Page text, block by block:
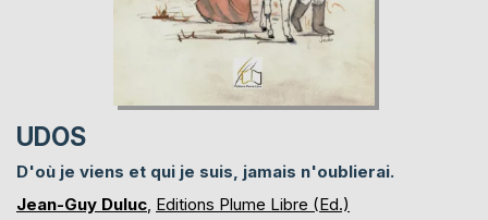
UDOS
D'où je viens et qui je suis, jamais n'oublierai.
Jean-Guy Duluc, Editions Plume Libre (Ed.)